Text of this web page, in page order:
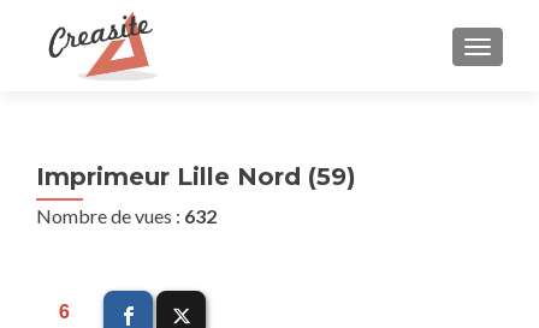
Imprimeur Lille Nord (59)
Nombre de vues : 632
6